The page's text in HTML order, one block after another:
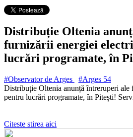
Distribuție Oltenia
furnizării energiei
lucrări programate, în
#Observator de Arges #Arges 54
Distribuție Oltenia anunță întreruperi ale
pentru lucrări programate, în Pitești!
Citeste stirea aici